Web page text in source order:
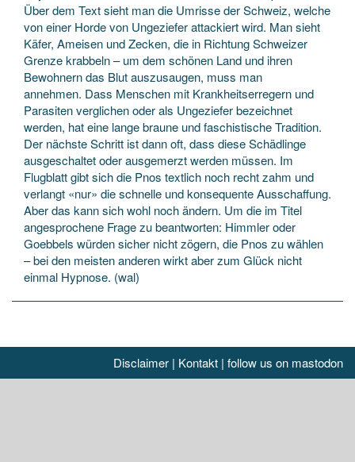
Über dem Text sieht man die Umrisse der Schweiz, welche
von einer Horde von Ungeziefer attackiert wird. Man sieht
Käfer, Ameisen und Zecken, die in Richtung Schweizer
Grenze krabbeln – um dem schönen Land und ihren
Bewohnern das Blut auszusaugen, muss man
annehmen. Dass Menschen mit Krankheitserregern und
Parasiten verglichen oder als Ungeziefer bezeichnet
werden, hat eine lange braune und faschistische Tradition.
Der nächste Schritt ist dann oft, dass diese Schädlinge
ausgeschaltet oder ausgemerzt werden müssen. Im
Flugblatt gibt sich die Pnos textlich noch recht zahm und
verlangt «nur» die schnelle und konsequente Ausschaffung.
Aber das kann sich wohl noch ändern. Um die im Titel
angesprochene Frage zu beantworten: Himmler oder
Goebbels würden sicher nicht zögern, die Pnos zu wählen
– bei den meisten anderen wirkt aber zum Glück nicht
einmal Hypnose. (wal)
Disclaimer | Kontakt | follow us on mastodon